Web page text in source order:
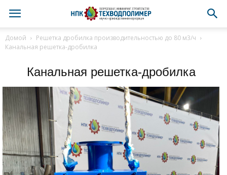
Домой
Решетка дробилка производительностью до 80 м3/ч
Канальная решетка-дробилка
Канальная решетка-дробилка